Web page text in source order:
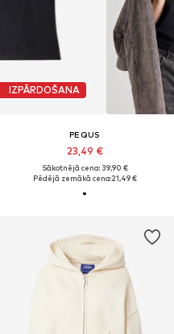
IZPĀRDOŠANA
PEQUS
23,49 €
Sākotnējā cena: 39,90 €
Pēdējā zemākā cena:21,49 €